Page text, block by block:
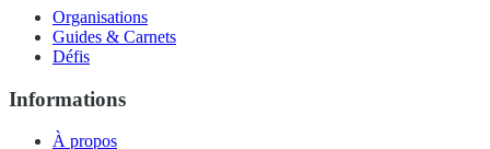
Organisations
Guides & Carnets
Défis
Informations
À propos